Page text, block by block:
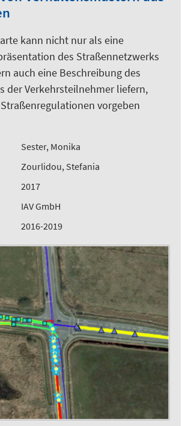
kann nicht nur als eine
des Straßennetzwerks
auch eine Beschreibung des
der Verkehrsteilnehmer liefern,
vorgeben
Sester, Monika
Zourlidou, Stefania
2017
IAV GmbH
2016-2019